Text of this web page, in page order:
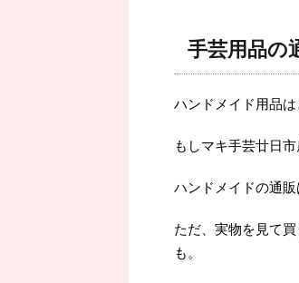
手芸用品の
ハンドメイド用品
もしマキ手芸廿日
ハンドメイドの通
ただ、実物を見て
も。